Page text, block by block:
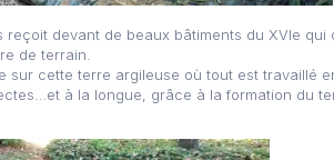
reçoit devant de beaux bâtiments du XVIe
de terrain.
sur cette terre argileuse où tout est travaillé
à la longue, grâce à la formation du